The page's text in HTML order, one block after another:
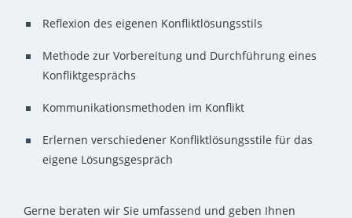
Reflexion des eigenen Konfliktlösungsstils
Methode zur Vorbereitung und Durchführung eines
Konfliktgesprächs
Kommunikationsmethoden im Konflikt
Erlernen verschiedener Konfliktlösungsstile für das
eigene Lösungsgespräch
Gerne beraten wir Sie umfassend und geben Ihnen